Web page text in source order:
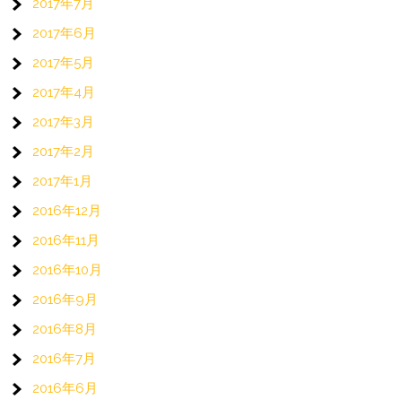
2017年7月
2017年6月
2017年5月
2017年4月
2017年3月
2017年2月
2017年1月
2016年12月
2016年11月
2016年10月
2016年9月
2016年8月
2016年7月
2016年6月